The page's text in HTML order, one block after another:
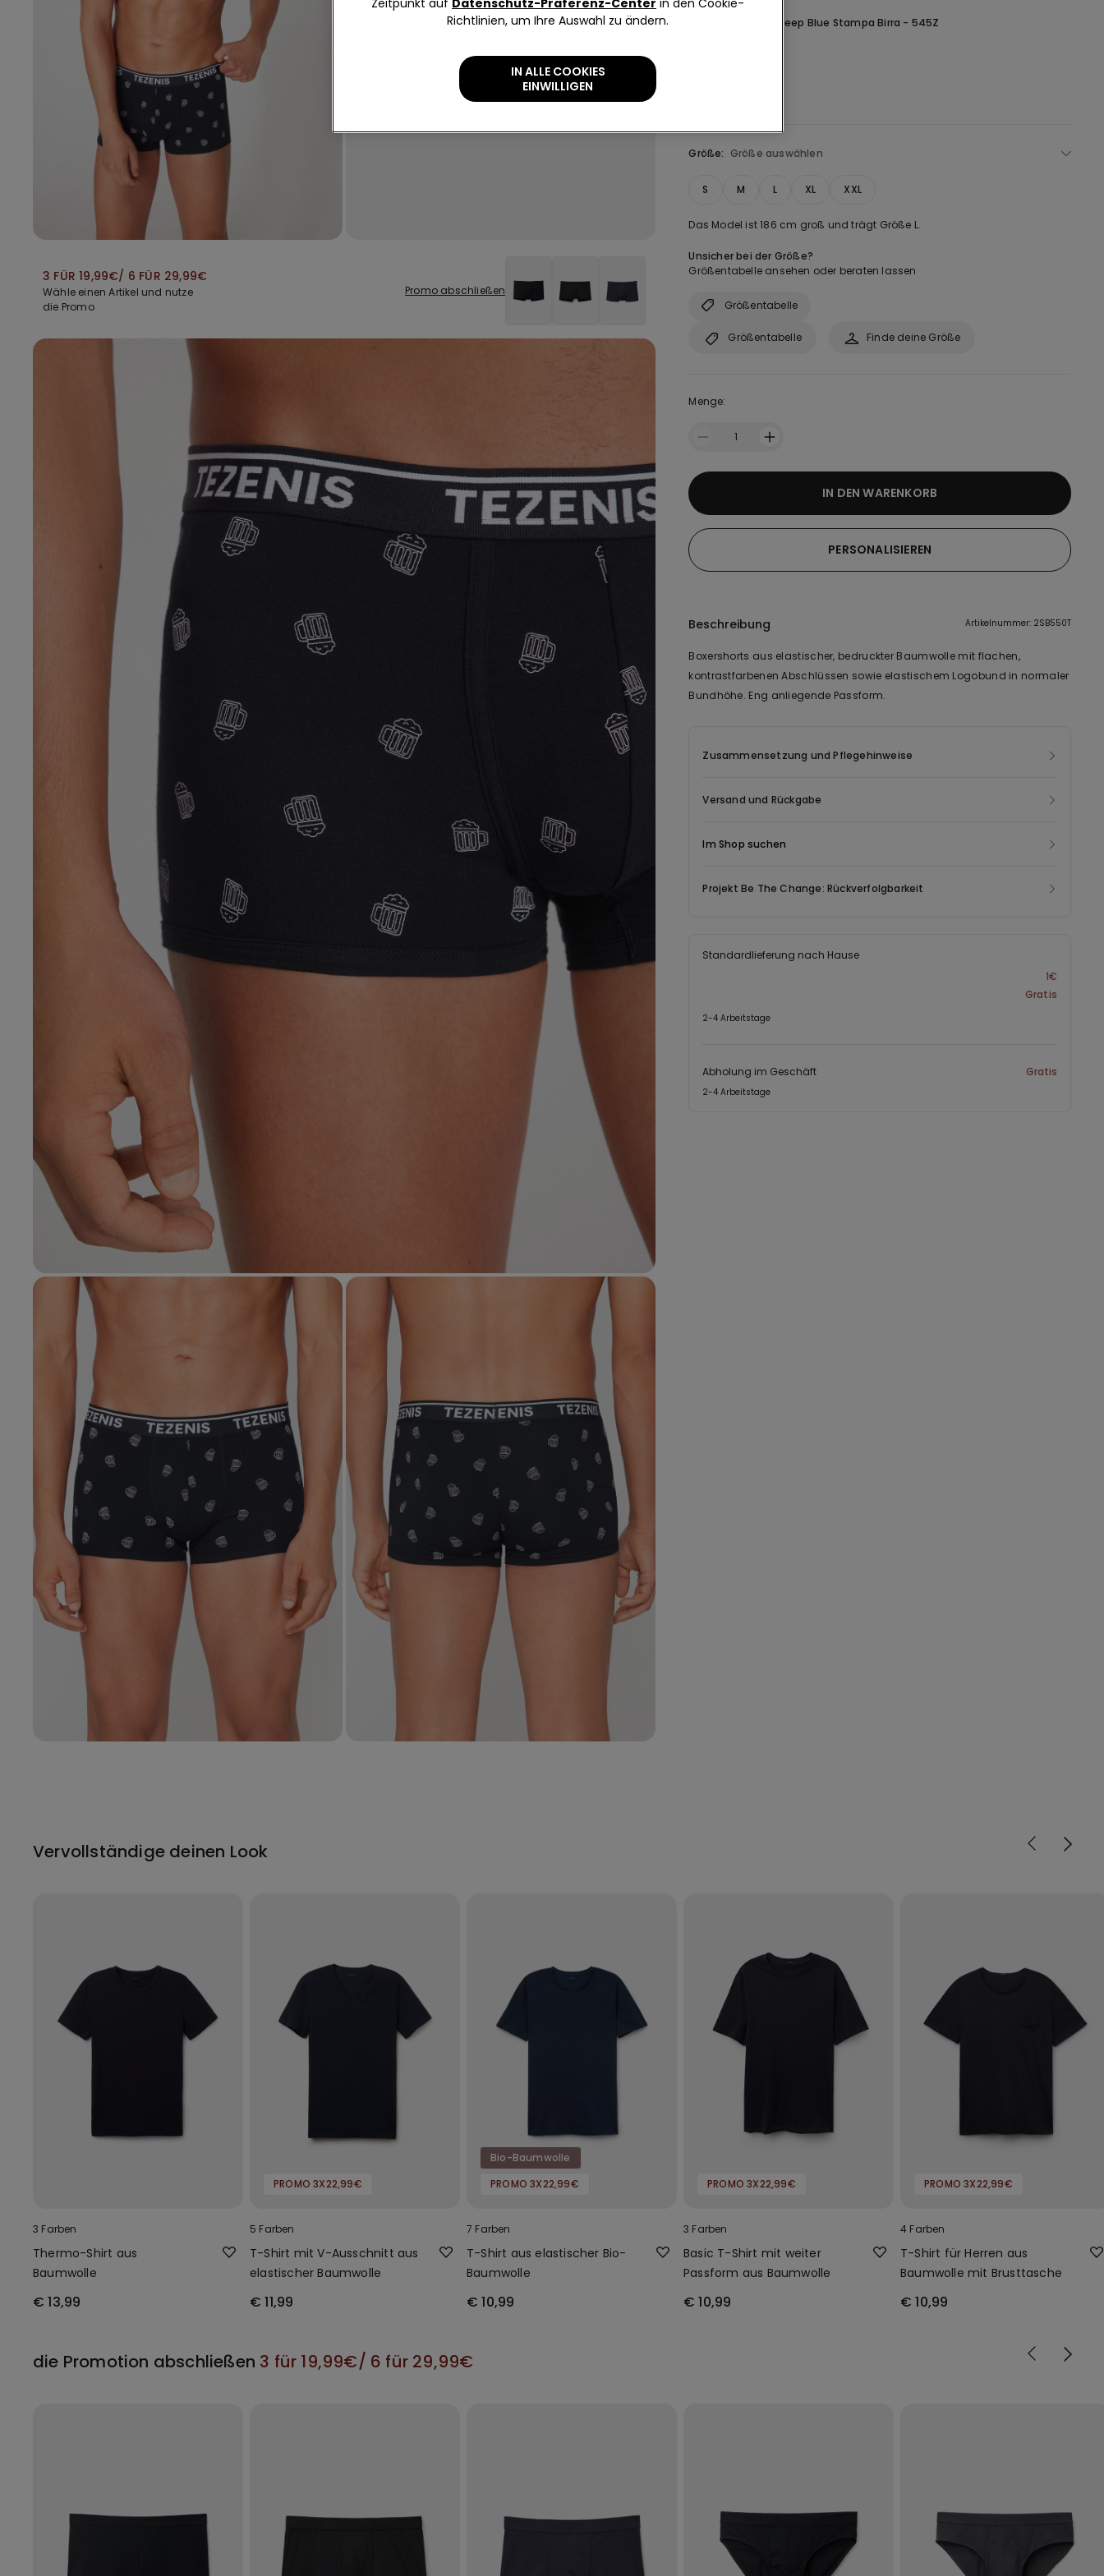
3 FÜR 19,99€/ 6 FÜR 29,99€
Wähle einen Artikel und nutze
die Promo
Promo abschließen
Deep Blue Stampa Birra - 545Z
Größe: Größe auswählen
S M L XL XXL
Das Model ist 186 cm groß und trägt Größe L.
Unsicher bei der Größe?
Größentabelle ansehen oder beraten lassen
Größentabelle
Finde deine Größe
Größentabelle
Menge:
1
IN DEN WARENKORB
PERSONALISIEREN
Beschreibung Artikelnummer: 2SB550T
Boxershorts aus elastischer, bedruckter Baumwolle mit flachen,
kontrastfarbenen Abschlüssen sowie elastischem Logobund in normaler
Bundhöhe. Eng anliegende Passform.
Zusammensetzung und Pflegehinweise
Versand und Rückgabe
Im Shop suchen
Projekt Be The Change: Rückverfolgbarkeit
Standardlieferung nach Hause
1€
Gratis
2-4 Arbeitstage
Abholung im Geschäft Gratis
2-4 Arbeitstage
Vervollständige deinen Look
3 Farben
Thermo-Shirt aus
Baumwolle
€ 13,99
PROMO 3X22,99€
5 Farben
T-Shirt mit V-Ausschnitt aus
elastischer Baumwolle
€ 11,99
Bio-Baumwolle
PROMO 3X22,99€
7 Farben
T-Shirt aus elastischer Bio-
Baumwolle
€ 10,99
PROMO 3X22,99€
3 Farben
Basic T-Shirt mit weiter
Passform aus Baumwolle
€ 10,99
PROMO 3X22,99€
4 Farben
T-Shirt für Herren aus
Baumwolle mit Brusttasche
€ 10,99
die Promotion abschließen 3 für 19,99€/ 6 für 29,99€
Zeitpunkt auf Datenschutz-Präferenz-Center in den Cookie-
Richtlinien, um Ihre Auswahl zu ändern.
IN ALLE COOKIES
EINWILLIGEN